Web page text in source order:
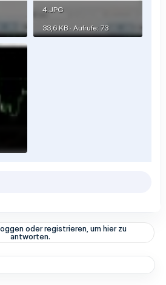
4.JPG
33,6 KB · Aufrufe: 73
oder registrieren, um hier zu
antworten.